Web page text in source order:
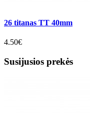
26 titanas TT 40mm
4.50€
Susijusios prekės